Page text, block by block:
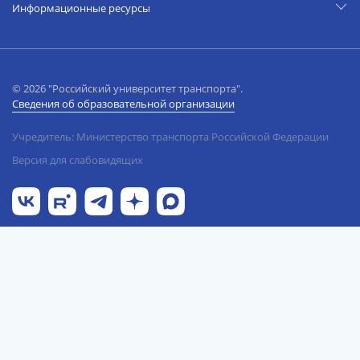
Информационные ресурсы
© 2026 "Российский университет транспорта".
Сведения об образовательной организации
Учредитель: Министерство транспорта Российской Федерации
Версия для слабовидящих